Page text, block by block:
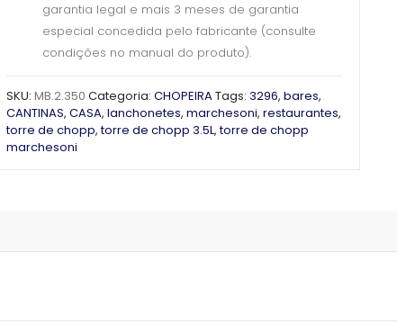
garantia legal e mais 3 meses de garantia
especial concedida pelo fabricante (consulte
condições no manual do produto).
SKU: MB.2.350 Categoria: CHOPEIRATags: 3296, bares,
CANTINAS, CASA, lanchonetes, marchesoni, restaurantes,
torre de chopp,torre de chopp 3.5L,torre de chopp
marchesoni